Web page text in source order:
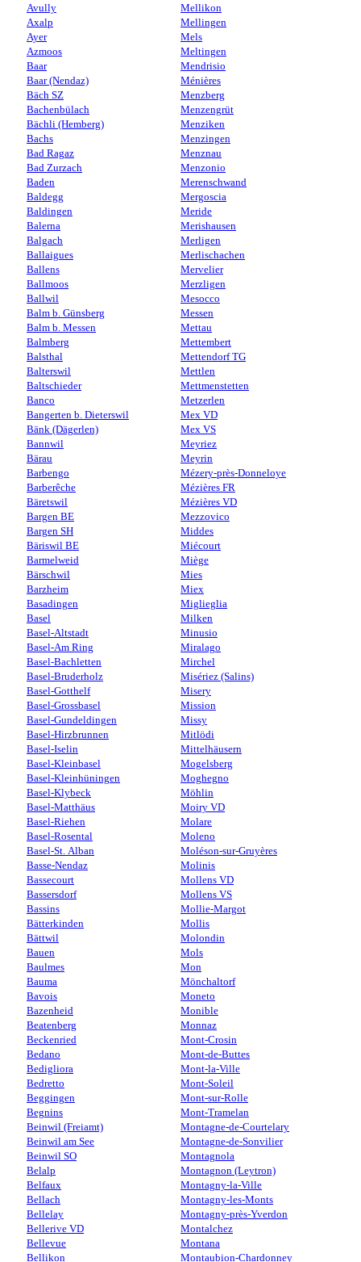
Avully
Axalp
Ayer
Azmoos
Baar
Baar (Nendaz)
Bäch SZ
Bachenbülach
Bächli (Hemberg)
Bachs
Bad Ragaz
Bad Zurzach
Baden
Baldegg
Baldingen
Balerna
Balgach
Ballaigues
Ballens
Ballmoos
Ballwil
Balm b. Günsberg
Balm b. Messen
Balmberg
Balsthal
Balterswil
Baltschieder
Banco
Bangerten b. Dieterswil
Bänk (Dägerlen)
Bannwil
Bärau
Barbengo
Barberêche
Bäretswil
Bargen BE
Bargen SH
Bäriswil BE
Barmelweid
Bärschwil
Barzheim
Basadingen
Basel
Basel-Altstadt
Basel-Am Ring
Basel-Bachletten
Basel-Bruderholz
Basel-Gotthelf
Basel-Grossbasel
Basel-Gundeldingen
Basel-Hirzbrunnen
Basel-Iselin
Basel-Kleinbasel
Basel-Kleinhüningen
Basel-Klybeck
Basel-Matthäus
Basel-Riehen
Basel-Rosental
Basel-St. Alban
Basse-Nendaz
Bassecourt
Bassersdorf
Bassins
Bätterkinden
Bättwil
Bauen
Baulmes
Bauma
Bavois
Bazenheid
Beatenberg
Beckenried
Bedano
Bedigliora
Bedretto
Beggingen
Begnins
Beinwil (Freiamt)
Beinwil am See
Beinwil SO
Belalp
Belfaux
Bellach
Bellelay
Bellerive VD
Bellevue
Bellikon
Mellikon
Mellingen
Mels
Meltingen
Mendrisio
Ménières
Menzberg
Menzengrüt
Menziken
Menzingen
Menznau
Menzonio
Merenschwand
Mergoscia
Meride
Merishausen
Merligen
Merlischachen
Mervelier
Merzligen
Mesocco
Messen
Mettau
Mettembert
Mettendorf TG
Mettlen
Mettmenstetten
Metzerlen
Mex VD
Mex VS
Meyriez
Meyrin
Mézery-près-Donneloye
Mézières FR
Mézières VD
Mezzovico
Middes
Miécourt
Miège
Mies
Miex
Miglieglia
Milken
Minusio
Miralago
Mirchel
Misériez (Salins)
Misery
Mission
Missy
Mitlödi
Mittelhäusern
Mogelsberg
Moghegno
Möhlin
Moiry VD
Molare
Moleno
Moléson-sur-Gruyères
Molinis
Mollens VD
Mollens VS
Mollie-Margot
Mollis
Molondin
Mols
Mon
Mönchaltorf
Moneto
Monible
Monnaz
Mont-Crosin
Mont-de-Buttes
Mont-la-Ville
Mont-Soleil
Mont-sur-Rolle
Mont-Tramelan
Montagne-de-Courtelary
Montagne-de-Sonvilier
Montagnola
Montagnon (Leytron)
Montagny-la-Ville
Montagny-les-Monts
Montagny-près-Yverdon
Montalchez
Montana
Montaubion-Chardonney